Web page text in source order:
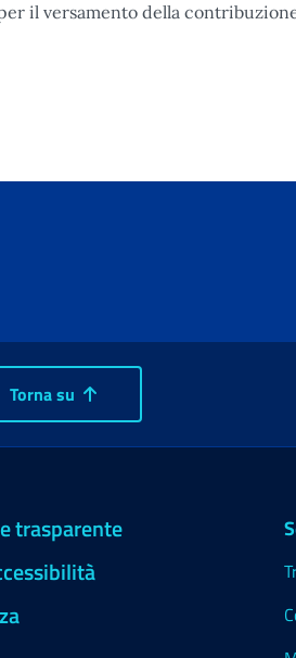
il versamento della
Torna su
trasparente